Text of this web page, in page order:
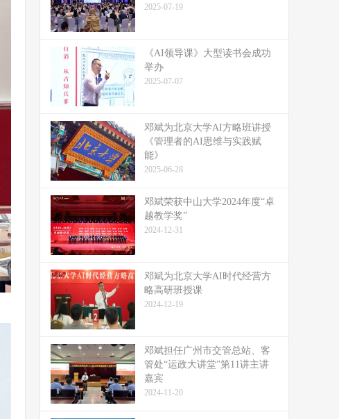
2025-07-19
《AI领导课》大型读书会成功
举办
2025-07-07
邓斌为北京大学AI方略班讲授
《管理者的AI思维与实践赋
能》
2025-06-28
邓斌荣获中山大学2024年度“卓
越教学奖”
2024-12-31
邓斌为北京大学AI时代经营方
略高研班授课
2024-12-19
邓斌担任广州市交管总站、客
管处“运政大讲堂”第11讲主讲
嘉宾
2024-11-20